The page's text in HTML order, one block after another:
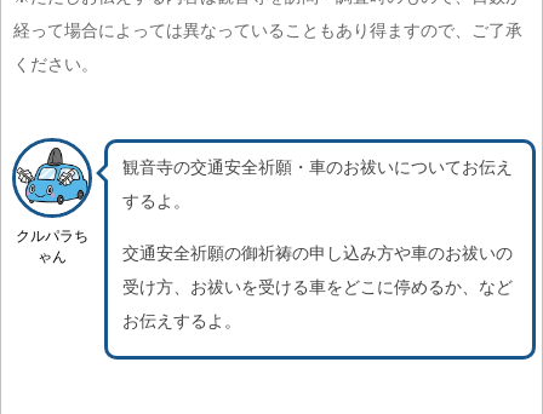
経って場合によっては異なっていることもあり得ますので、ご了承
ください。
クルパラち
ゃん
観音寺の交通安全祈願・車のお祓いについてお伝え
するよ。
交通安全祈願の御祈祷の申し込み方や車のお祓いの
受け方、お祓いを受ける車をどこに停めるか、など
お伝えするよ。